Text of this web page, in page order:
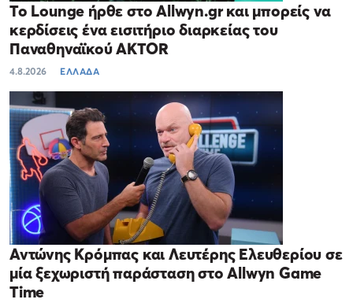
Το Lounge ήρθε στο Allwyn.gr και μπορείς να
κερδίσεις ένα εισιτήριο διαρκείας του
Παναθηναϊκού AKTOR
4.8.2026 ΕΛΛΑΔΑ
Αντώνης Κρόμπας και Λευτέρης Ελευθερίου σε
μία ξεχωριστή παράσταση στο Allwyn Game
Time